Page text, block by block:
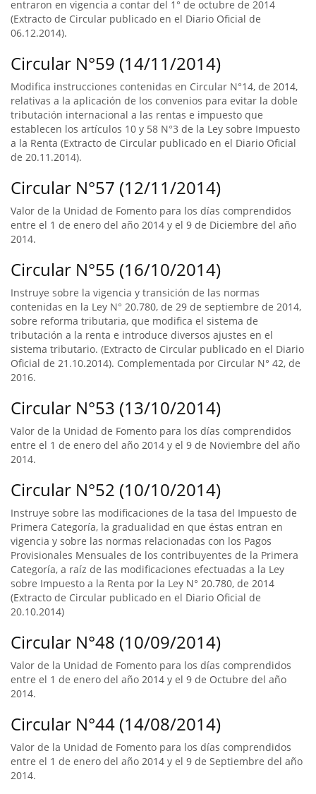
entraron en vigencia a contar del 1° de octubre de 2014
(Extracto de Circular publicado en el Diario Oficial de
06.12.2014).
Circular N°59 (14/11/2014)
Modifica instrucciones contenidas en Circular N°14, de 2014,
relativas a la aplicación de los convenios para evitar la doble
tributación internacional a las rentas e impuesto que
establecen los artículos 10 y 58 N°3 de la Ley sobre Impuesto
a la Renta (Extracto de Circular publicado en el Diario Oficial
de 20.11.2014).
Circular N°57 (12/11/2014)
Valor de la Unidad de Fomento para los días comprendidos
entre el 1 de enero del año 2014 y el 9 de Diciembre del año
2014.
Circular N°55 (16/10/2014)
Instruye sobre la vigencia y transición de las normas
contenidas en la Ley N° 20.780, de 29 de septiembre de 2014,
sobre reforma tributaria, que modifica el sistema de
tributación a la renta e introduce diversos ajustes en el
sistema tributario. (Extracto de Circular publicado en el Diario
Oficial de 21.10.2014). Complementada por Circular N° 42, de
2016.
Circular N°53 (13/10/2014)
Valor de la Unidad de Fomento para los días comprendidos
entre el 1 de enero del año 2014 y el 9 de Noviembre del año
2014.
Circular N°52 (10/10/2014)
Instruye sobre las modificaciones de la tasa del Impuesto de
Primera Categoría, la gradualidad en que éstas entran en
vigencia y sobre las normas relacionadas con los Pagos
Provisionales Mensuales de los contribuyentes de la Primera
Categoría, a raíz de las modificaciones efectuadas a la Ley
sobre Impuesto a la Renta por la Ley N° 20.780, de 2014
(Extracto de Circular publicado en el Diario Oficial de
20.10.2014)
Circular N°48 (10/09/2014)
Valor de la Unidad de Fomento para los días comprendidos
entre el 1 de enero del año 2014 y el 9 de Octubre del año
2014.
Circular N°44 (14/08/2014)
Valor de la Unidad de Fomento para los días comprendidos
entre el 1 de enero del año 2014 y el 9 de Septiembre del año
2014.